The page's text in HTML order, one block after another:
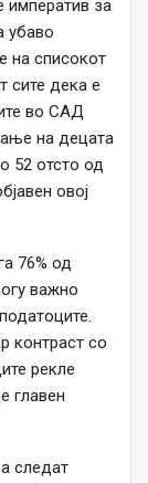
за
убаво
на списокот
сите дека е
во САД
на децата
52 отсто од
овој
76% од
важно
контраст со
рекле
главен
следат